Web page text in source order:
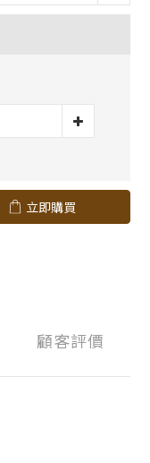
立即購買
顧客評價